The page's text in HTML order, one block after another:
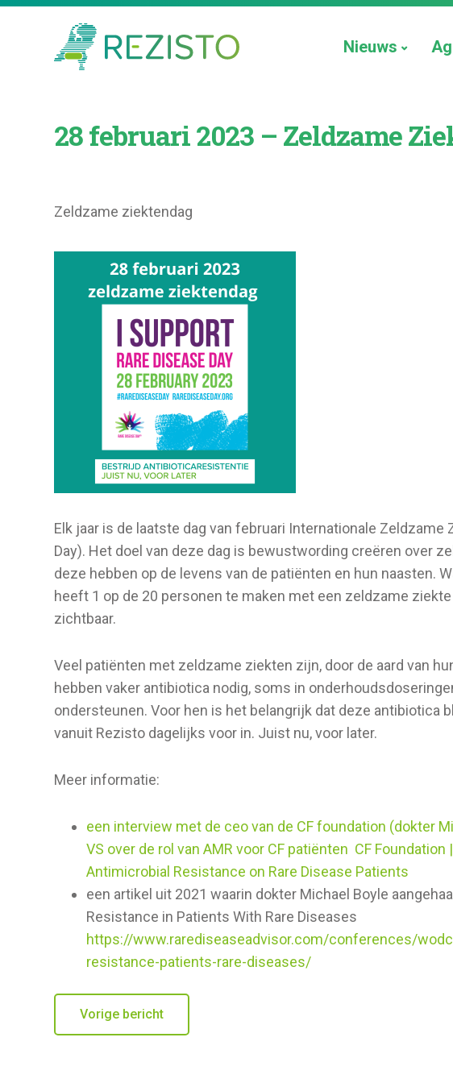
Nieuws
28 februari 2023 – Zeldzame
Zeldzame ziektendag
Elk jaar is de laatste dag van februari Internationale Zeldzame
Day). Het doel van deze dag is bewustwording creëren over
deze hebben op de levens van de patiënten en hun naasten.
heeft 1 op de 20 personen te maken met een zeldzame
zichtbaar.
Veel patiënten met zeldzame ziekten zijn, door de aard van
hebben vaker antibiotica nodig, soms in
ondersteunen. Voor hen is het belangrijk dat deze antibiotica
vanuit Rezisto dagelijks voor in. Juist nu, voor later.
Meer informatie:
een interview met de ceo van de CF foundation (dokter
VS over de rol van AMR voor CF patiënten CF
Antimicrobial Resistance on Rare Disease Patients
een artikel uit 2021 waarin dokter Michael Boyle
Resistance in Patients With Rare Diseases
https://www.rarediseaseadvisor.com/conferences/
resistance-patients-rare-diseases/
Vorige bericht